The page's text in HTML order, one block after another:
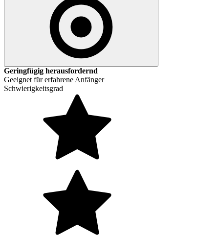
Geringfügig herausfordernd
Geeignet für erfahrene Anfänger
Schwierigkeitsgrad